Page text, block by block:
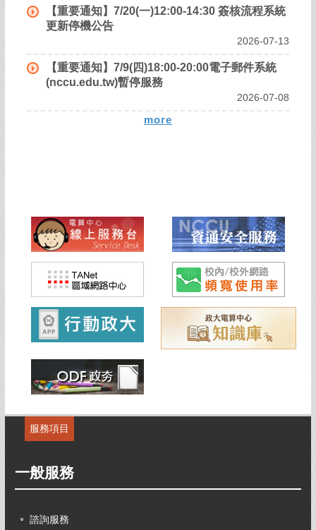
【重要通知】7/20(一)12:00-14:30 簽核流程系統
更新停機公告
2026-07-13
【重要通知】7/9(四)18:00-20:00電子郵件系統
(nccu.edu.tw)暫停服務
2026-07-08
more
服務項目
一般服務
諮詢服務